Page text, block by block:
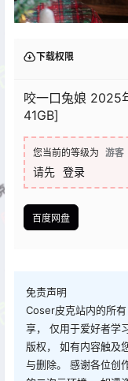
下载权限
咬一口兔娘 2025
41GB]
您当前的等级为 游客
请先 登录
百度网盘
免责声明
Coser皮克站内的所
享， 仅用于爱好者学
版权， 如有内容触及
与删除。 感谢各位创